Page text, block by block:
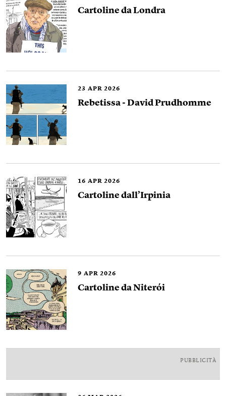
Cartoline da Londra
23 APR 2026
Rebetissa - David Prudhomme
16 APR 2026
Cartoline dall’Irpinia
9 APR 2026
Cartoline da Niterói
PUBBLICITÀ